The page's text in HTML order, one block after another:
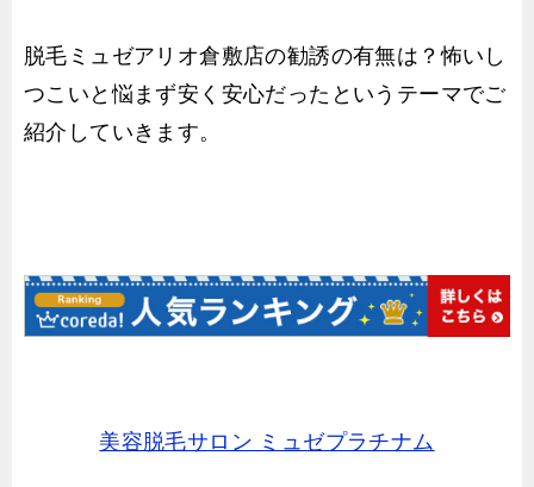
脱毛ミュゼアリオ倉敷店の勧誘の有無は？怖いし
つこいと悩まず安く安心だったというテーマでご
紹介していきます。
美容脱毛サロン ミュゼプラチナム